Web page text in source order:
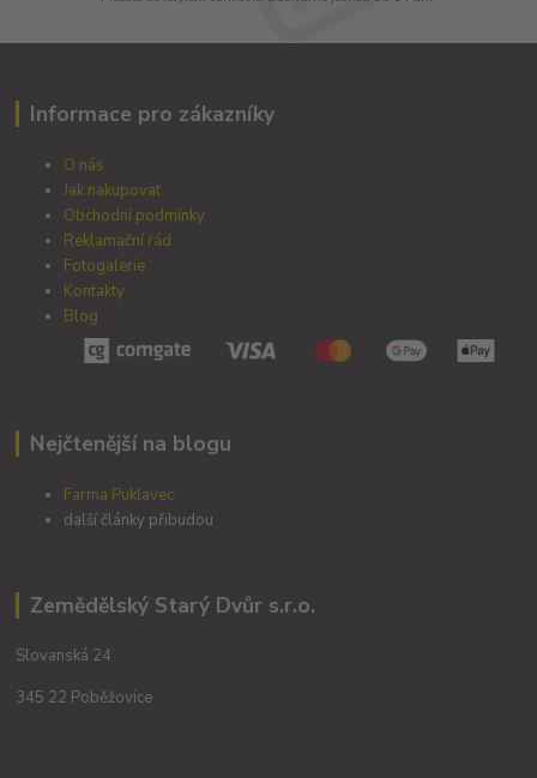
Informace pro zákazníky
O nás
Jak nakupovat
Obchodní podmínky
Reklamační řád
Fotogalerie
Kontakty
Blog
Nejčtenější na blogu
Farma Puklavec
další články přibudou
Zemědělský Starý Dvůr s.r.o.
Slovanská 24
345 22 Poběžovice